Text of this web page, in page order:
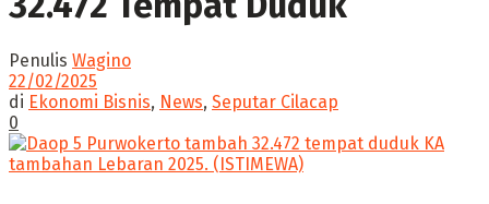
Penulis Wagino
22/02/2025
di Ekonomi Bisnis, News, Seputar Cilacap
0